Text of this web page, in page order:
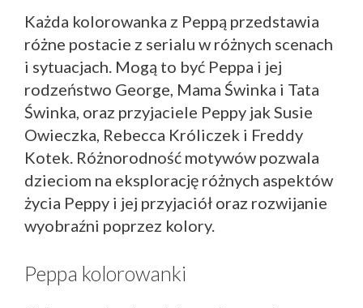
Każda kolorowanka z Peppą przedstawia
różne postacie z serialu w różnych scenach
i sytuacjach. Mogą to być Peppa i jej
rodzeństwo George, Mama Świnka i Tata
Świnka, oraz przyjaciele Peppy jak Susie
Owieczka, Rebecca Króliczek i Freddy
Kotek. Różnorodność motywów pozwala
dzieciom na eksplorację różnych aspektów
życia Peppy i jej przyjaciół oraz rozwijanie
wyobraźni poprzez kolory.
Peppa kolorowanki